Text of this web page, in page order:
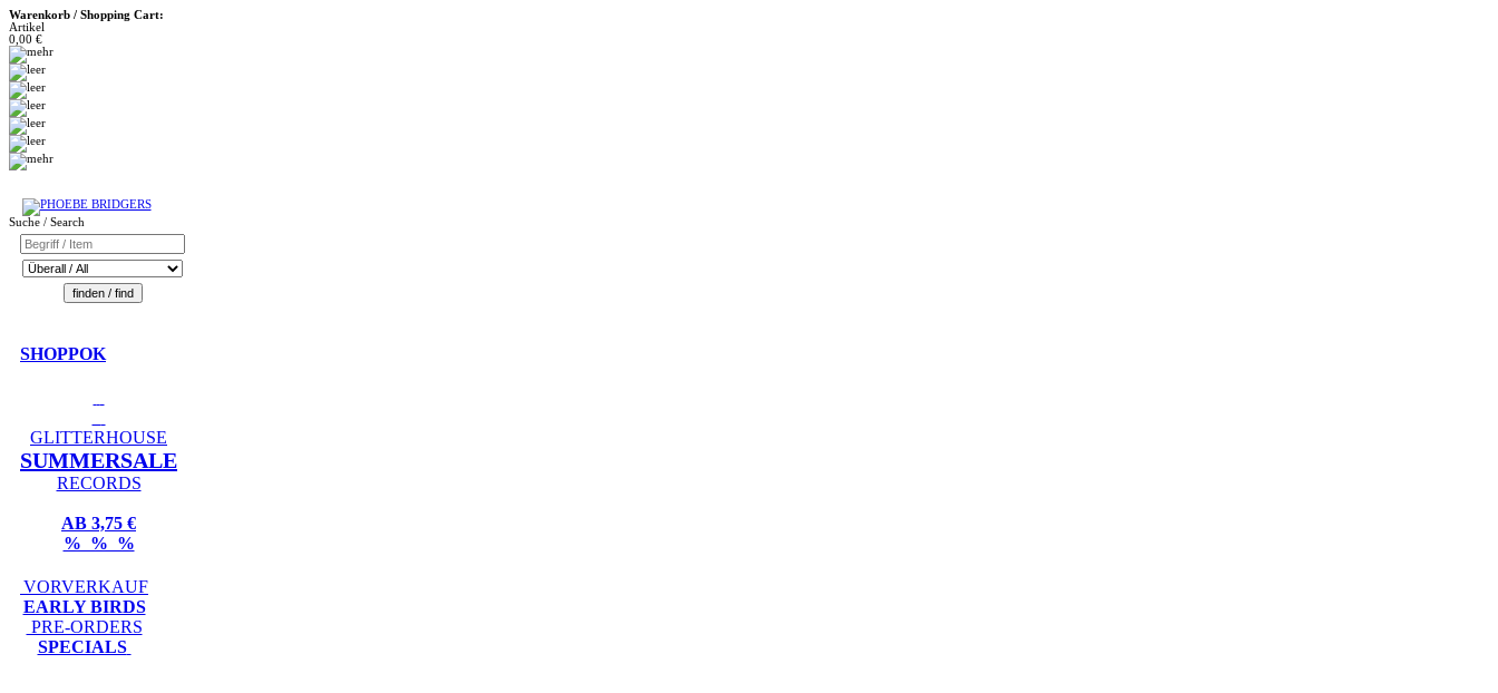
Warenkorb / Shopping Cart:
Artikel
0,00 €
Suche / Search
SHOPPOK
GLITTERHOUSE
SUMMERSALE
RECORDS
AB 3,75 €
% % %
VORVERKAUF
EARLY BIRDS
PRE-ORDERS
SPECIALS